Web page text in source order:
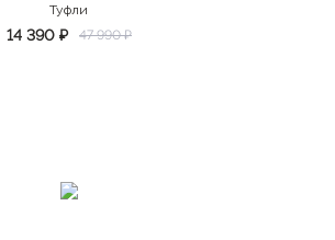
Туфли
14 390 ₽ 47 990 ₽